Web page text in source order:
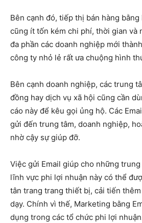
Bên cạnh đó, tiếp thị bán hàng
cũng ít tốn kém chi phí, thời gian và
đa phần các doanh nghiệp mới
công ty nhỏ lẻ rất ưa chuộng hình
Bên cạnh doanh nghiệp, các trung
đồng hay dịch vụ xã hội cũng cần
cáo này để kêu gọi ủng hộ. Các
gửi đến trung tâm, doanh nghiệp,
nhờ cậy sự giúp đỡ.
Việc gửi Email giúp cho những
lĩnh vực phi lợi nhuận này có thể
tân trang trang thiết bị, cải tiến
dạy. Chính vì thế, Marketing bằng
dụng trong các tổ chức phi lợi